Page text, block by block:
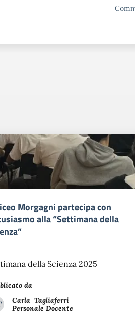
Morgagni partecipa con
alla “Settimana della
della Scienza 2025
da
Tagliaferri
Carla Tagliaferri
Personale Docente